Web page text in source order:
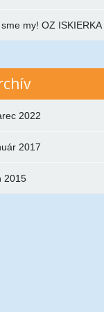
sme my! OZ ISKIERKA
2022
2017
2015